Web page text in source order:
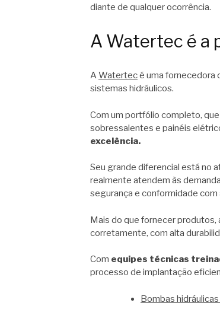
diante de qualquer ocorrência.
A Watertec é a
AWatertecé uma fornecedora
sistemas hidráulicos.
Com um portfólio completo,
sobressalentes e painéis
excelência.
Seu grande diferencial está no
realmente atendem às
segurança e conformidade
Mais do que fornecer produtos,
corretamente, com alta
Com equipes técnicas
processo de implantação
Bombas